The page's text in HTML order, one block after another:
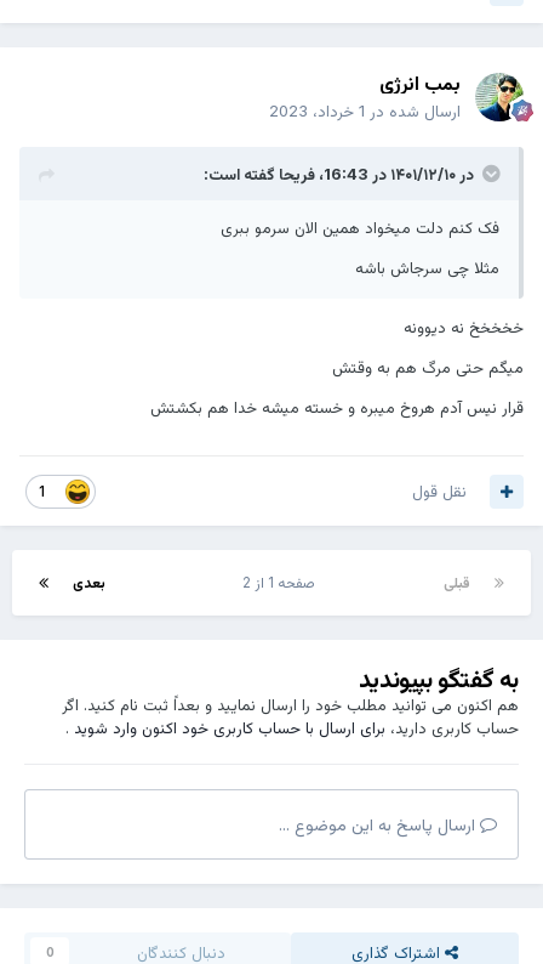
بمب انرژی
ارسال شده در
در ۱۴۰۱/۱۲/۱۰ در 16:43، فریحاگفته است:
فک کنم دلت میخواد همین الان سرمو ببری
مثلا چی سرجاش باشه
خخخخخ نه دیوونه
میگم حتی مرگ هم به وقتش
قرار نیس آدم هروخ میبره و خسته میشه خدا هم بکشتش
نقل قول
قبلی بعدی صفحه 1 از 2
به گفتگو بپیوندید
هم اکنون می توانید مطلب خود را ارسال نمایید و بعداً ثبت نام کنید. اگر
حساب کاربری دارید، برای ارسال با حساب کاربری خود اکنون وارد شوید.
ارسال پاسخ به این موضوع ...
اشتراک گذاری دنبال کنندگان 0